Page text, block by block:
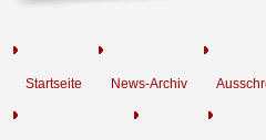
Startseite News-Archiv